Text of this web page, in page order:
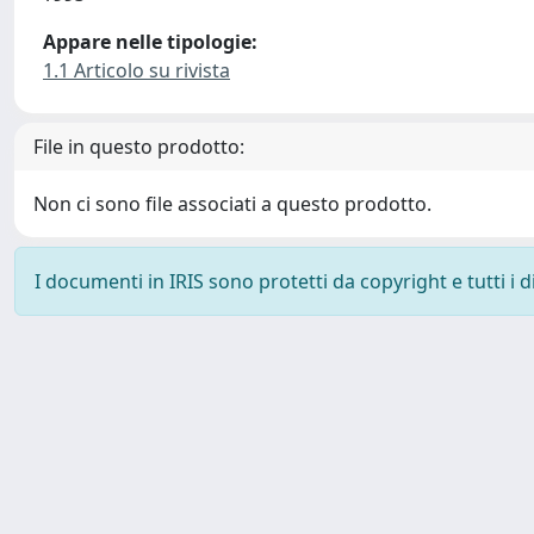
Appare nelle tipologie:
1.1 Articolo su rivista
File in questo prodotto:
Non ci sono file associati a questo prodotto.
I documenti in IRIS sono protetti da copyright e tutti i